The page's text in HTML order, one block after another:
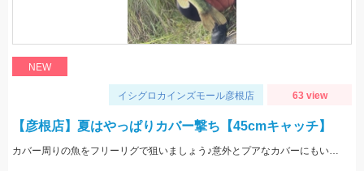
NEW
イシグロカインズモール彦根店 63 view
【彦根店】夏はやっぱりカバー撃ち【45cmキャッチ】
カバー周りの魚をフリーリグで狙いましょう♪意外とプアなカバーにもいますよ♪